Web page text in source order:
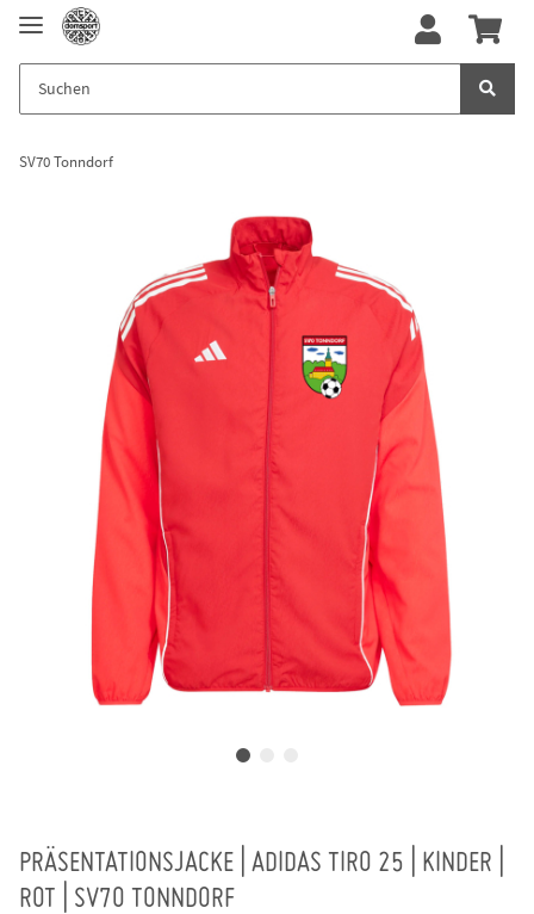
SV70 Tonndorf
PRÄSENTATIONSJACKE | ADIDAS TIRO 25 | KINDER |
ROT | SV70 TONNDORF